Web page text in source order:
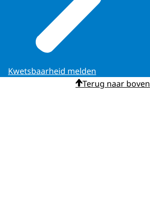
Kwetsbaarheid melden
Terug naar boven